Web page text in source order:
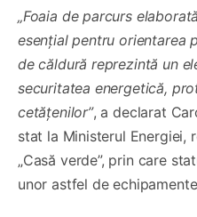
„Foaia de parcurs
esențial pentru orientarea
de căldură reprezintă un
securitatea energetică,
cetățenilor”, a declarat
stat la Ministerul Energiei,
„Casă verde”, prin care
unor astfel de